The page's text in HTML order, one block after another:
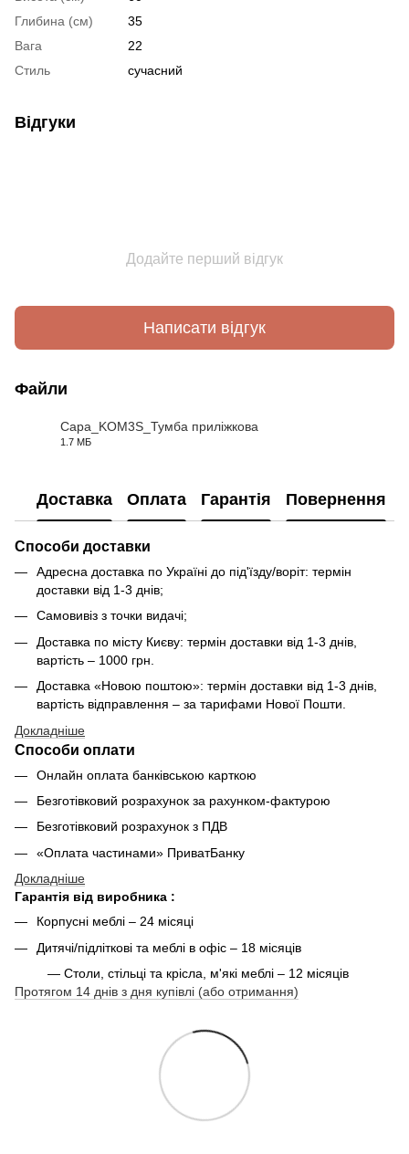
Глибина (см)
35
Вага
22
Стиль
сучасний
Відгуки
Додайте перший відгук
Написати відгук
Файли
Сара_KOM3S_Тумба приліжкова
1.7 МБ
Доставка Оплата Гарантія Повернення
Способи доставки
Адресна доставка по Україні до під'їзду/воріт: термін
доставки від 1-3 днів;
Самовивіз з точки видачі;
Доставка по місту Києву: термін доставки від 1-3 днів,
вартість – 1000 грн.
Доставка «Новою поштою»: термін доставки від 1-3 днів,
вартість відправлення – за тарифами Нової Пошти.
Докладніше
Способи оплати
Онлайн оплата банківською карткою
Безготівковий розрахунок за рахунком-фактурою
Безготівковий розрахунок з ПДВ
«Оплата частинами» ПриватБанку
Докладніше
Гарантія від виробника :
Корпусні меблі – 24 місяці
Дитячі/підліткові та меблі в офіс – 18 місяців
— Столи, стільці та крісла, м'які меблі – 12 місяців
Протягом 14 днів з дня купівлі (або отримання)